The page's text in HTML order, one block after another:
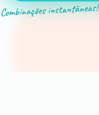
Combinações instantâneas!